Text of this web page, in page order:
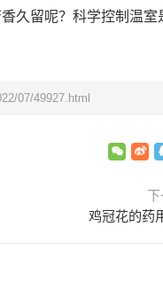
久留呢？科学控制温室
07/49927.html
鸡冠花的药